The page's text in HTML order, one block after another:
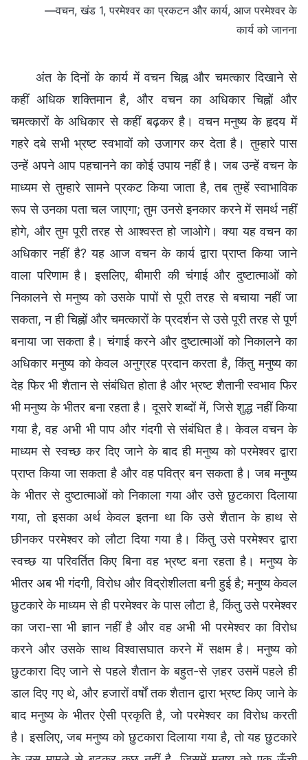
—वचन, खंड 1, परमेश्वर का प्रकटन और कार्य, आज परमेश्वर के
कार्य को जानना
अंत के दिनों के कार्य में वचन चिह्न और चमत्कार दिखाने से
कहीं अधिक शक्तिमान है, और वचन का अधिकार चिह्नों और
चमत्कारों के अधिकार से कहीं बढ़कर है। वचन मनुष्य के हृदय में
गहरे दबे सभी भ्रष्ट स्वभावों को उजागर कर देता है। तुम्हारे पास
उन्हें अपने आप पहचानने का कोई उपाय नहीं है। जब उन्हें वचन के
माध्यम से तुम्हारे सामने प्रकट किया जाता है, तब तुम्हें स्वाभाविक
रूप से उनका पता चल जाएगा; तुम उनसे इनकार करने में समर्थ नहीं
होगे, और तुम पूरी तरह से आश्वस्त हो जाओगे। क्या यह वचन का
अधिकार नहीं है? यह आज वचन के कार्य द्वारा प्राप्त किया जाने
वाला परिणाम है। इसलिए, बीमारी की चंगाई और दुष्टात्माओं को
निकालने से मनुष्य को उसके पापों से पूरी तरह से बचाया नहीं जा
सकता, न ही चिह्नों और चमत्कारों के प्रदर्शन से उसे पूरी तरह से पूर्ण
बनाया जा सकता है। चंगाई करने और दुष्टात्माओं को निकालने का
अधिकार मनुष्य को केवल अनुग्रह प्रदान करता है, किंतु मनुष्य का
देह फिर भी शैतान से संबंधित होता है और भ्रष्ट शैतानी स्वभाव फिर
भी मनुष्य के भीतर बना रहता है। दूसरे शब्दों में, जिसे शुद्ध नहीं किया
गया है, वह अभी भी पाप और गंदगी से संबंधित है। केवल वचन के
माध्यम से स्वच्छ कर दिए जाने के बाद ही मनुष्य को परमेश्वर द्वारा
प्राप्त किया जा सकता है और वह पवित्र बन सकता है। जब मनुष्य
के भीतर से दुष्टात्माओं को निकाला गया और उसे छुटकारा दिलाया
गया, तो इसका अर्थ केवल इतना था कि उसे शैतान के हाथ से
छीनकर परमेश्वर को लौटा दिया गया है। किंतु उसे परमेश्वर द्वारा
स्वच्छ या परिवर्तित किए बिना वह भ्रष्ट बना रहता है। मनुष्य के
भीतर अब भी गंदगी, विरोध और विद्रोशीलता बनी हुई है; मनुष्य केवल
छुटकारे के माध्यम से ही परमेश्वर के पास लौटा है, किंतु उसे परमेश्वर
का जरा-सा भी ज्ञान नहीं है और वह अभी भी परमेश्वर का विरोध
करने और उसके साथ विश्वासघात करने में सक्षम है। मनुष्य को
छुटकारा दिए जाने से पहले शैतान के बहुत-से ज़हर उसमें पहले ही
डाल दिए गए थे, और हजारों वर्षों तक शैतान द्वारा भ्रष्ट किए जाने के
बाद मनुष्य के भीतर ऐसी प्रकृति है, जो परमेश्वर का विरोध करती
है। इसलिए, जब मनुष्य को छुटकारा दिलाया गया है, तो यह छुटकारे